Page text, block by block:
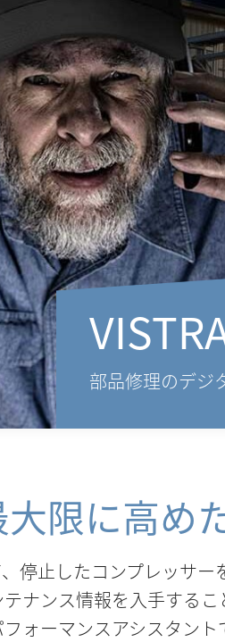
部品修理のデジ
限に高め
停止したコンプレッサ
ナンス情報を入手するこ
ォーマンスアシスタン